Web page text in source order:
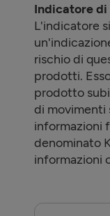
Indicatore di
L'indicatore
rischio di
prodotti.
prodotto
di movimenti
informazioni
denominato
informazioni